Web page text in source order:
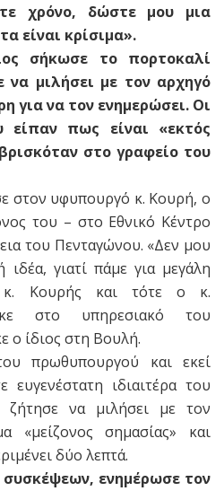
χρόνο, δώστε μου μια
είναι κρίσιμα».
σήκωσε το πορτοκαλί
να μιλήσει με τον αρχηγό
για να τον ενημερώσει. Οι
είπαν πως είναι «εκτός
στο γραφείο του
στον υφυπουργό κ. Κουρή, ο
του – στο Εθνικό Κέντρο
του Πενταγώνου. «Δεν μου
ιδέα, γιατί πάμε για μεγάλη
Κουρής και τότε ο κ.
στο υπηρεσιακό του
ο ίδιος στη Βουλή.
πρωθυπουργού και εκεί
ευγενέστατη ιδιαιτέρα του
να μιλήσει με τον
«μείζονος σημασίας» και
δύο λεπτά.
ενημέρωσε τον